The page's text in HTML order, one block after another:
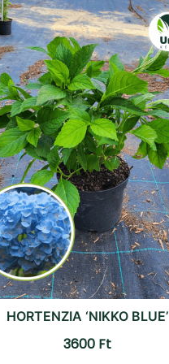
HORTENZIA ‘NIKKO BLUE’
3600 Ft